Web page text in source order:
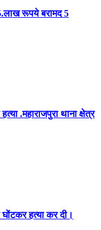
रूपये बरामद 5
.महाराजपुरा थाना क्षेत्र
हत्या कर दी।